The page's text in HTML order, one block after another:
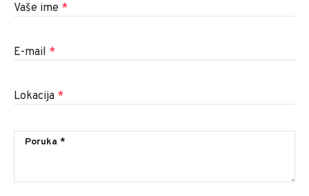
Vaše ime *
E-mail *
Lokacija *